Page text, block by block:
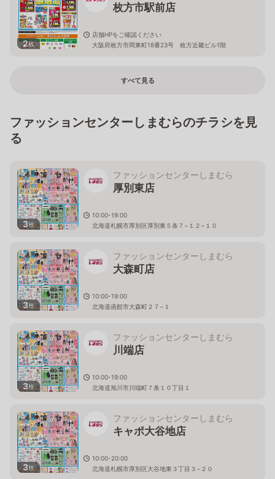
2枚
枚方市駅前店
店舗HPをご確認ください
大阪府枚方市岡東町18番23号 枚方近畿ビル1階
すべて見る
ファッションセンターしまむらのチラシを見
る
3枚
ファッションセンターしまむら
厚別東店
10:00-19:00
北海道札幌市厚別区厚別東５条７−１２−１０
3枚
ファッションセンターしまむら
大森町店
10:00-19:00
北海道函館市大森町２７−１
3枚
ファッションセンターしまむら
川端店
10:00-19:00
北海道旭川市川端町７条１０丁目１
3枚
ファッションセンターしまむら
キャポ大谷地店
10:00-20:00
北海道札幌市厚別区大谷地東３丁目３−２０